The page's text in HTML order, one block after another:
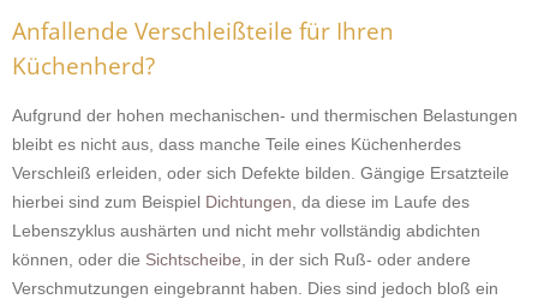
Anfallende Verschleißteile für Ihren
Küchenherd?
Aufgrund der hohen mechanischen- und thermischen Belastungen
bleibt es nicht aus, dass manche Teile eines Küchenherdes
Verschleiß erleiden, oder sich Defekte bilden. Gängige Ersatzteile
hierbei sind zum Beispiel Dichtungen , da diese im Laufe des
Lebenszyklus aushärten und nicht mehr vollständig abdichten
können, oder die Sichtscheibe , in der sich Ruß- oder andere
Verschmutzungen eingebrannt haben. Dies sind jedoch bloß ein